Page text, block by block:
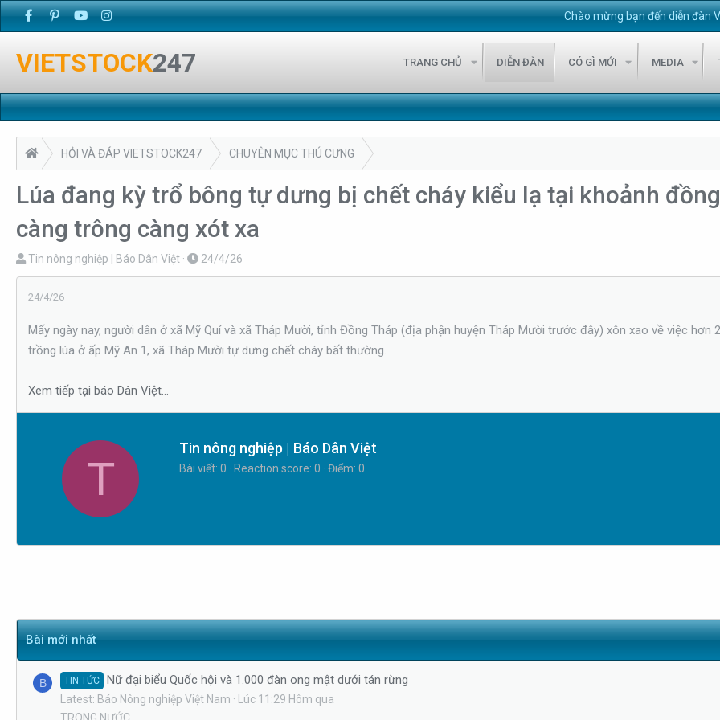
Chào mừng bạn đến diễn đàn
VIETSTOCK247 TRANG CHỦ DIỄN ĐÀN CÓ GÌ MỚI MEDIA
HỎI VÀ ĐÁP VIETSTOCK247 CHUYÊN MỤC THÚ CƯNG
Lúa đang kỳ trổ bông tự dưng bị chết cháy kiểu lạ tại khoảnh
càng trông càng xót xa
T
h
r
e
a
d
t
Tin nông nghiệp | Báo Dân Việt
N
g
y
g
ử
24/4/26
24/4/26
Mấy ngày nay, người dân ở xã Mỹ Quí và xã Tháp Mười, tỉnh Đồng Tháp (địa phận huyện Tháp Mười trước đây) xôn xao về việc hơn
trồng lúa ở ấp Mỹ An 1, xã Tháp Mười tự dưng chết cháy bất thường.
Xem tiếp tại báo Dân Việt...
T
W
r
Tin nông nghiệp | Báo Dân Việt
Bài viết 0 Reaction score 0 Điểm 0
Bài mới nhất
B TIN TỨC Nữ đại biểu Quốc hội và 1.000 đàn ong mật dưới tán rừng
Latest: Báo Nông nghiệp Việt Nam
Lúc 11:29 Hôm qua